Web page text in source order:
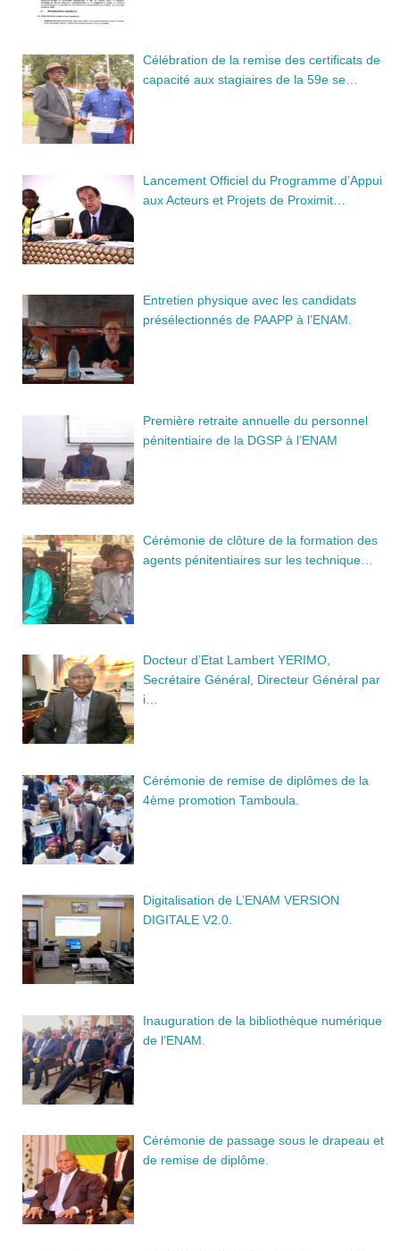
Célébration de la remise des certificats de
capacité aux stagiaires de la 59e se…
Lancement Officiel du Programme d’Appui
aux Acteurs et Projets de Proximit…
Entretien physique avec les candidats
présélectionnés de PAAPP à l’ENAM.
Première retraite annuelle du personnel
pénitentiaire de la DGSP à l’ENAM
Cérémonie de clôture de la formation des
agents pénitentiaires sur les technique…
Docteur d’Etat Lambert YERIMO,
Secrétaire Général, Directeur Général par
i…
Cérémonie de remise de diplômes de la
4ème promotion Tamboula.
Digitalisation de L’ENAM VERSION
DIGITALE V2.0.
Inauguration de la bibliothèque numérique
de l’ENAM.
Cérémonie de passage sous le drapeau et
de remise de diplôme.